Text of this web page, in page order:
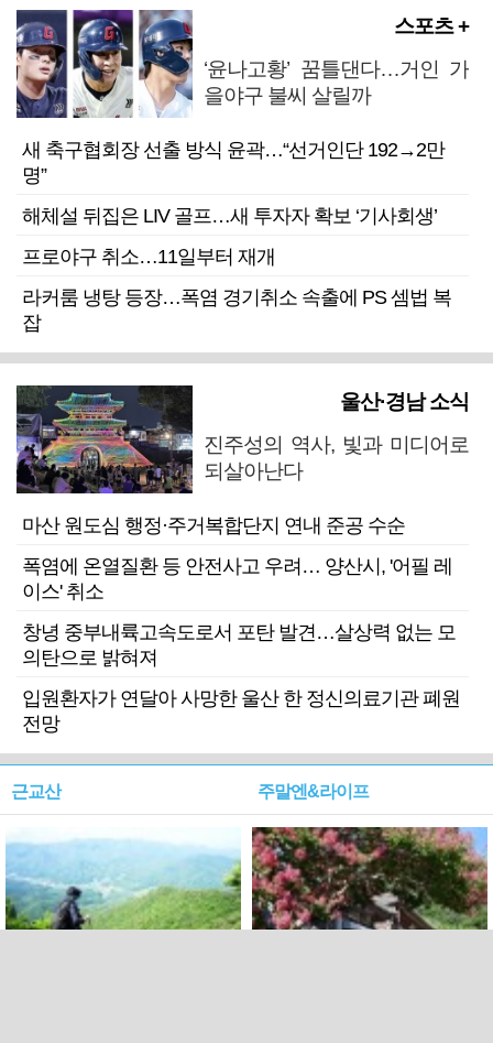
스포츠 +
‘윤나고황’ 꿈틀댄다…거인 가
을야구 불씨 살릴까
새 축구협회장 선출 방식 윤곽…“선거인단 192→2만
명”
해체설 뒤집은 LIV 골프…새 투자자 확보 ‘기사회생’
프로야구 취소…11일부터 재개
라커룸 냉탕 등장…폭염 경기취소 속출에 PS 셈법 복
잡
울산·경남 소식
진주성의 역사, 빛과 미디어로
되살아난다
마산 원도심 행정·주거복합단지 연내 준공 수순
폭염에 온열질환 등 안전사고 우려… 양산시, '어필 레
이스' 취소
창녕 중부내륙고속도로서 포탄 발견…살상력 없는 모
의탄으로 밝혀져
입원환자가 연달아 사망한 울산 한 정신의료기관 폐원
전망
근교산 주말엔&라이프